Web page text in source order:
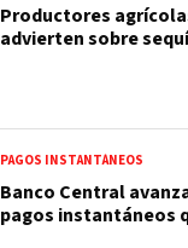
Productores
advierten sobre
PAGOS INSTANTÁNEOS
Banco Central
pagos instantáneos